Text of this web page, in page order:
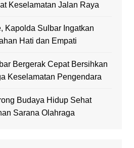
Keselamatan Jalan Raya
Kapolda Sulbar Ingatkan
Hati dan Empati
Bergerak Cepat Bersihkan
Keselamatan Pengendara
Budaya Hidup Sehat
Sarana Olahraga